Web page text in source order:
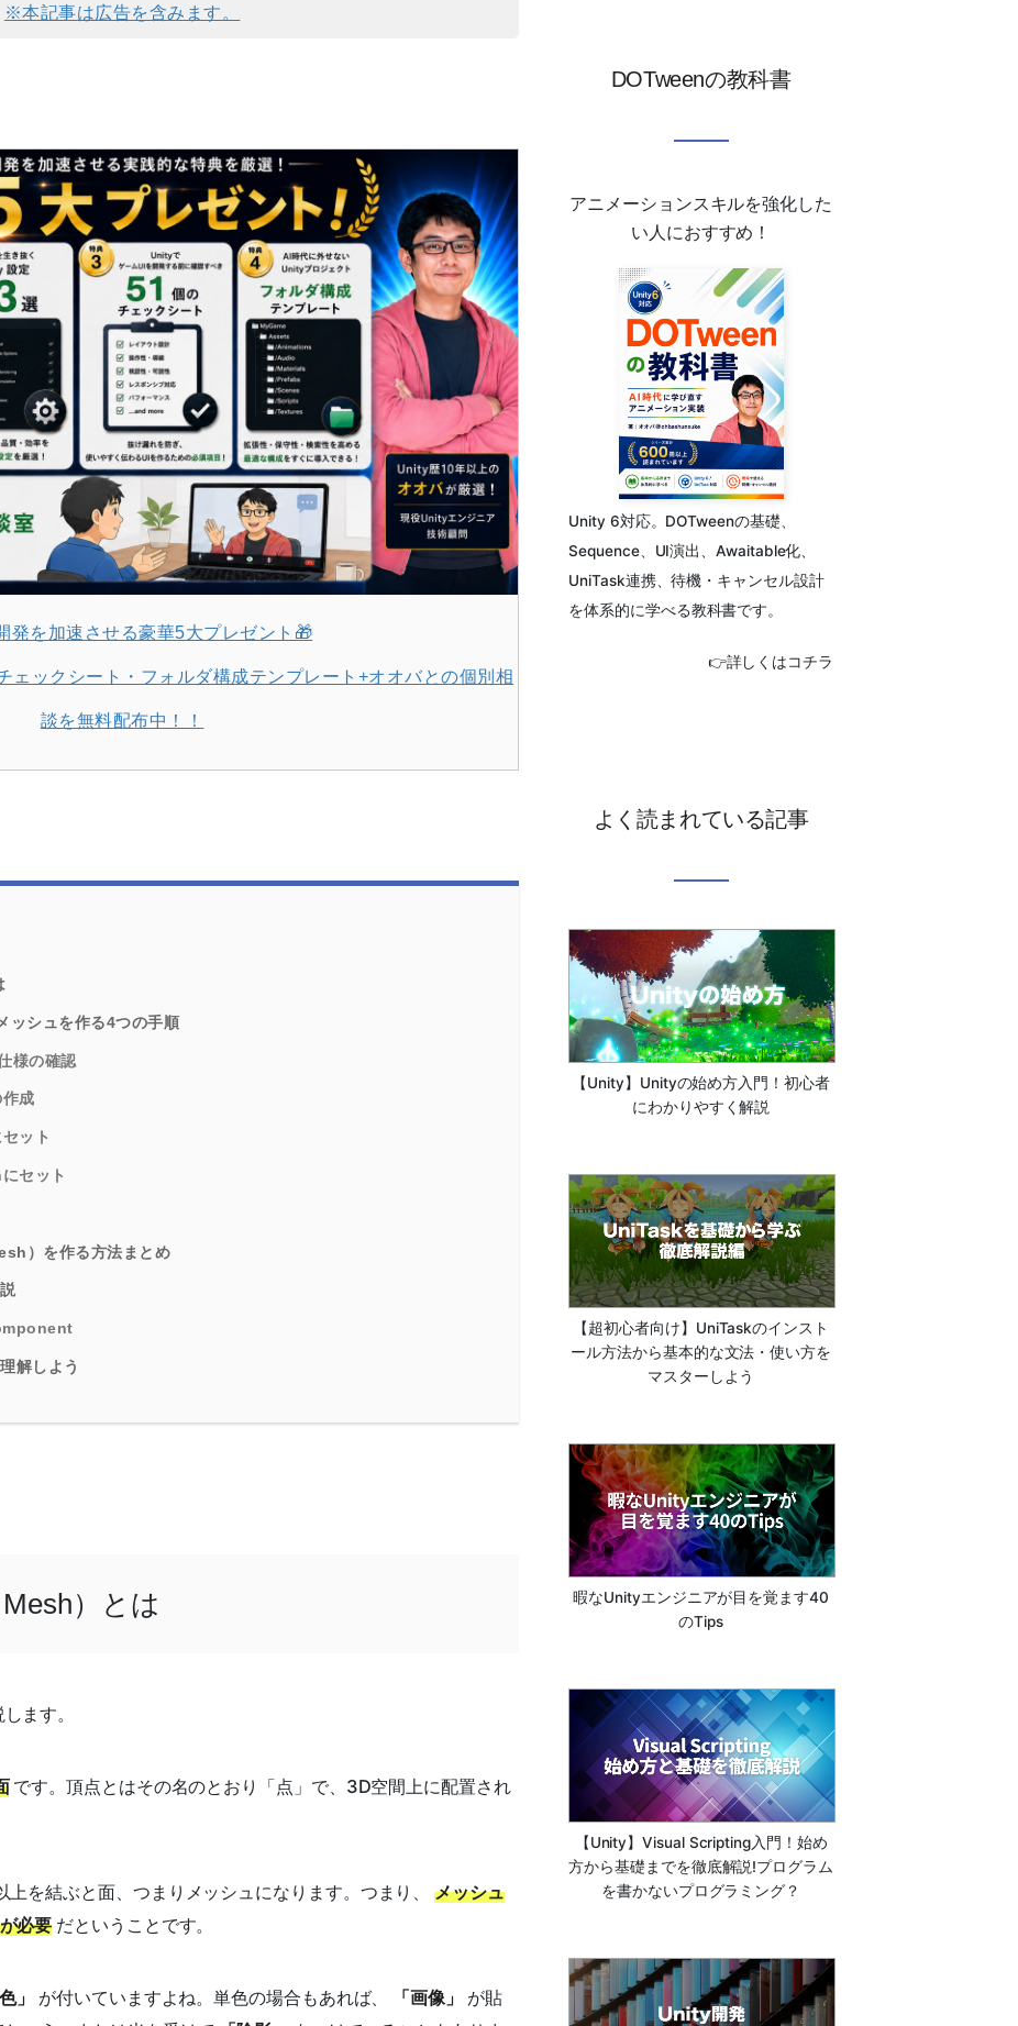
※本記事は広告を含みます。
発を加速させる豪華5大プレゼント🎁
ェックシート・フォルダ構成テンプレート+オオバとの個別相
談を無料配布中！！
ッシュを作る4つの手順
様の確認
成
ット
セット
）を作る方法まとめ
解しよう
）とは
ます。
です。頂点とはその名のとおり「点」で、3D空間上に配置され
上を結ぶと面、つまりメッシュになります。つまり、メッシュ
必要 だということです。
」 が付いていますよね。単色の場合もあれば、 「画像」
が貼
DOTweenの教科書
アニメーションスキルを強化した
い人におすすめ！
Unity 6対応。DOTweenの基礎、
Sequence、UI演出、Awaitable化、
UniTask連携、待機・キャンセル設計
を体系的に学べる教科書です。
👉詳しくはコチラ
よく読まれている記事
【Unity】Unityの始め方入門！初心者
にわかりやすく解説
【超初心者向け】UniTaskのインスト
ール方法から基本的な文法・使い方を
マスターしよう
暇なUnityエンジニアが目を覚ます40
のTips
【Unity】Visual Scripting入門！始め
方から基礎までを徹底解説!プログラム
を書かないプログラミング？